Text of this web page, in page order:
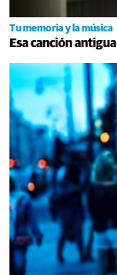
Tu memoria y la música
Esa canción